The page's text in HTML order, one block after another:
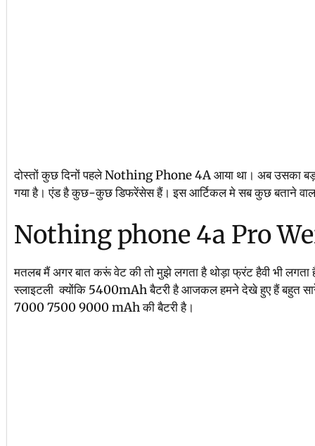
दोस्तों कुछ दिनों पहले Nothing Phone 4A आया था। अब उसका
गया है। एंड है कुछ-कुछ डिफरेंसेस हैं। इस आर्टिकल मे सब कुछ बताने
Nothing phone 4a Pro
मतलब मैं अगर बात करूं वेट की तो मुझे लगता है थोड़ा फ्रंट हैवी भी
स्लाइटली क्योंकि 5400mAh बैटरी है आजकल हमने देखे हुए हैं बहुत
7000 7500 9000 mAh की बैटरी है।